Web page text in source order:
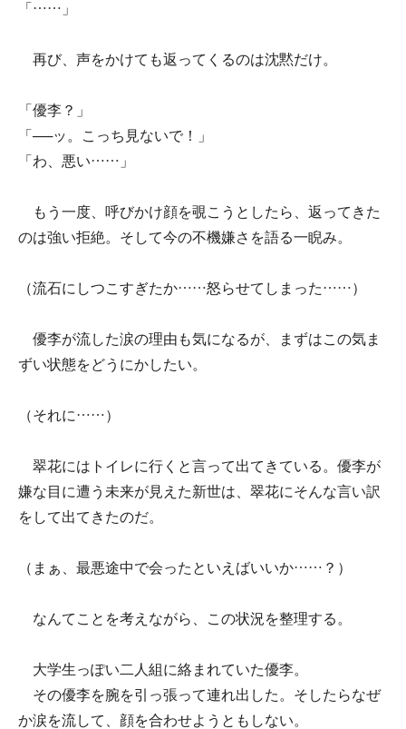
「……」
再び、声をかけても返ってくるのは沈黙だけ。
「優李？」
「──ッ。こっち見ないで！」
「わ、悪い……」
もう一度、呼びかけ顔を覗こうとしたら、返ってきた
のは強い拒絶。そして今の不機嫌さを語る一睨み。
（流石にしつこすぎたか……怒らせてしまった……）
優李が流した涙の理由も気になるが、まずはこの気ま
ずい状態をどうにかしたい。
（それに……）
翠花にはトイレに行くと言って出てきている。優李が
嫌な目に遭う未来が見えた新世は、翠花にそんな言い訳
をして出てきたのだ。
（まぁ、最悪途中で会ったといえばいいか……？）
なんてことを考えながら、この状況を整理する。
大学生っぽい二人組に絡まれていた優李。
その優李を腕を引っ張って連れ出した。そしたらなぜ
か涙を流して、顔を合わせようともしない。